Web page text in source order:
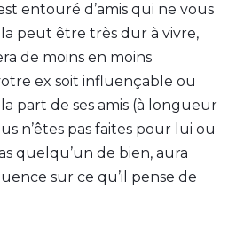
entouré d’amis qui ne vous
peut être très dur à vivre,
de moins en moins
ex soit influençable ou
part de ses amis (à longueur
n’êtes pas faites pour lui ou
quelqu’un de bien, aura
sur ce qu’il pense de